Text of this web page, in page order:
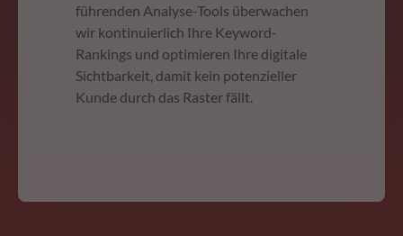
führenden Analyse-Tools überwachen
wir kontinuierlich Ihre Keyword-
Rankings und optimieren Ihre digitale
Sichtbarkeit, damit kein potenzieller
Kunde durch das Raster fällt.